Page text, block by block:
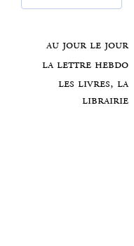
au jour le jour
la lettre hebdo
les livres, la
librairie